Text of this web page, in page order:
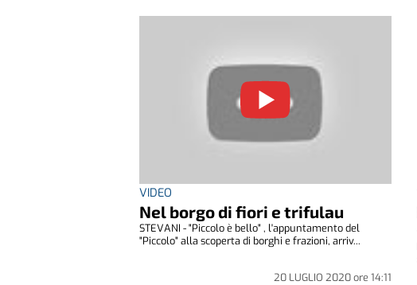
VIDEO
Nel borgo di fiori e trifulau
20 LUGLIO 2020ore 14:11
STEVANI - "Piccolo è bello" , l'appuntamento del
"Piccolo" alla scoperta di borghi e frazioni, arriv...